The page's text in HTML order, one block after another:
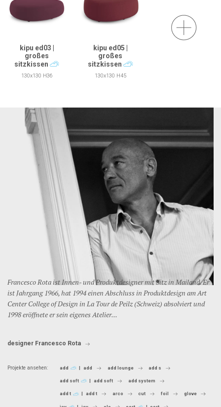
kipu ed03 |
großes
sitzkissen
130x130 H36
kipu ed05 |
großes
sitzkissen
130x130 H45
Francesco Rota ist Innen- und Produktdesigner mit Sitz in Mailand. Er
ist Jahrgang 1966, hat 1994 einen Abschluss in Produktdesign am Art
Center College of Design in La Tour de Peilz (Schweiz) absolviert und
1998 eröffnete er sein eigenes Atelier...
designer Francesco Rota
Projekte ansehen: add
add add lounge add s
add soft
add soft add system
add t
add t arco cut foil glove